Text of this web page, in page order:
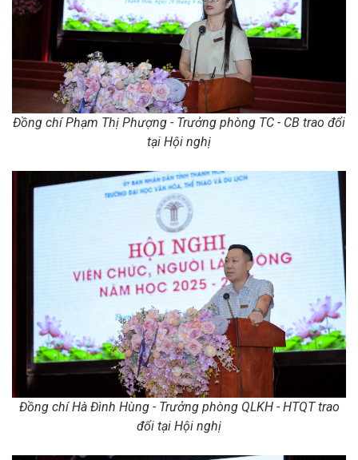
Đồng chí Phạm Thị Phượng - Trưởng phòng TC - CB trao đổi
tại Hội nghị
Đồng chí Hà Đình Hùng - Trưởng phòng QLKH - HTQT trao
đổi tại Hội nghị